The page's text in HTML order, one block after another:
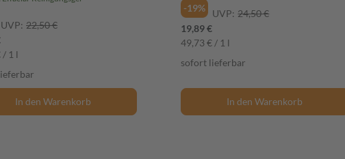
UVP: 22,50 €
/ 1 l
In den Warenkorb
-19%
UVP: 24,50 €
19,89 €
49,73 € / 1 l
sofort lieferbar
In den Warenkorb